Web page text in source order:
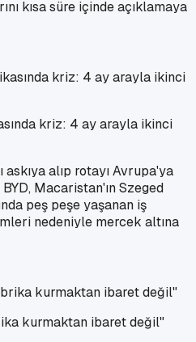
kısa süre içinde açıklamaya
kriz: 4 ay arayla ikinci
alıp rotayı Avrupa'ya
Macaristan'ın Szeged
peş peşe yaşanan iş
nedeniyle mercek altına
kurmaktan ibaret değil"